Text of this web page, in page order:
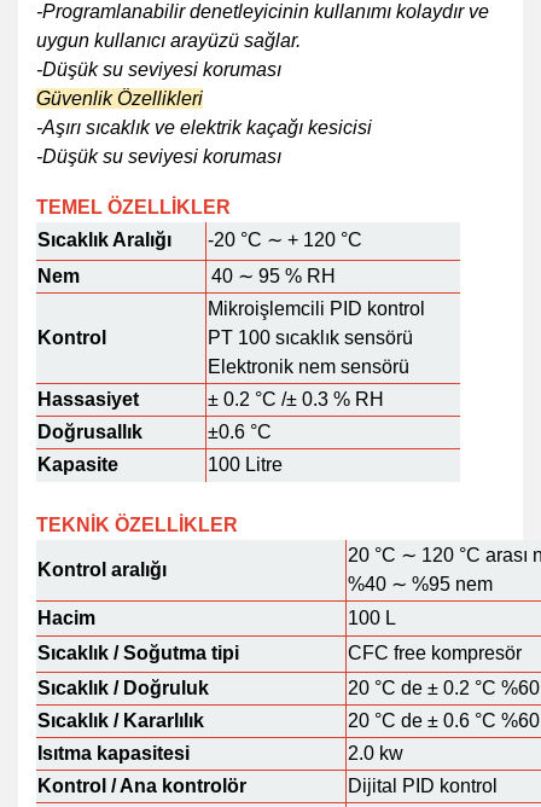
-Programlanabilir denetleyicinin kullanımı kolaydır ve
uygun kullanıcı arayüzü sağlar.
-Düşük su seviyesi koruması
Güvenlik Özellikleri
-Aşırı sıcaklık ve elektrik kaçağı kesicisi
-Düşük su seviyesi koruması
TEMEL ÖZELLİKLER
Sıcaklık Aralığı
-20 °C ∼ + 120 °C
Nem
40 ∼ 95 % RH
Kontrol
Mikroişlemcili PID kontrol
PT 100 sıcaklık sensörü
Elektronik nem sensörü
Hassasiyet
± 0.2 °C /± 0.3 % RH
Doğrusallık
±0.6 °C
Kapasite
100 Litre
TEKNİK ÖZELLİKLER
Kontrol aralığı
20 °C ∼ 120 °C arası
%40 ∼ %95 nem
Hacim
100 L
Sıcaklık / Soğutma tipi
CFC free kompresör
Sıcaklık / Doğruluk
20 °C de ± 0.2 °C
Sıcaklık / Kararlılık
20 °C de ± 0.6 °C
Isıtma kapasitesi
2.0 kw
Kontrol / Ana kontrolör
Dijital PID kontrol